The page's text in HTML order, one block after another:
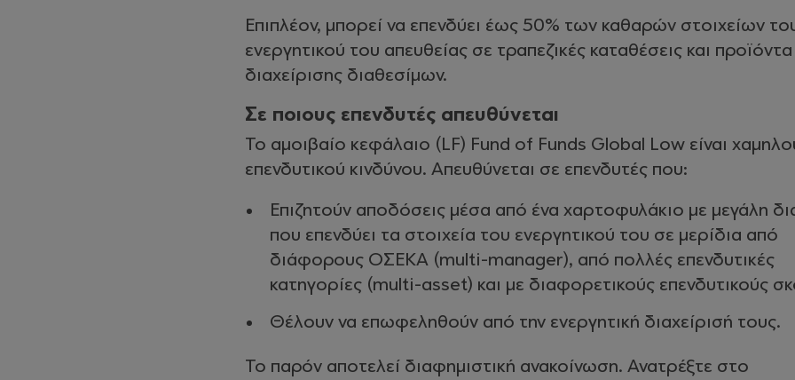
Επιπλέον, μπορεί να επενδύει έως 50% των καθαρών στοιχείων
ενεργητικού του απευθείας σε τραπεζικές καταθέσεις και προϊόντα
διαχείρισης διαθεσίμων.
Σε ποιους επενδυτές απευθύνεται
Το αμοιβαίο κεφάλαιο (LF) Fund of Funds Global Low είναι
επενδυτικού κινδύνου. Απευθύνεται σε επενδυτές που:
Επιζητούν αποδόσεις μέσα από ένα χαρτοφυλάκιο με μεγάλη
που επενδύει τα στοιχεία του ενεργητικού του σε μερίδια από
διάφορους ΟΣΕΚΑ (multi-manager), από πολλές επενδυτικές
κατηγορίες (multi-asset) και με διαφορετικούς επενδυτικούς
Θέλουν να επωφεληθούν από την ενεργητική διαχείρισή τους.
Το παρόν αποτελεί διαφημιστική ανακοίνωση. Ανατρέξτε στο